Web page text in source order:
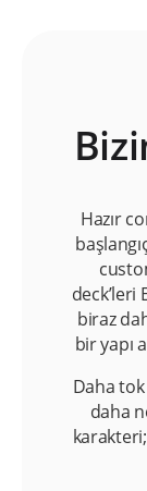
Hazır
biraz
bir yapı
Daha
daha